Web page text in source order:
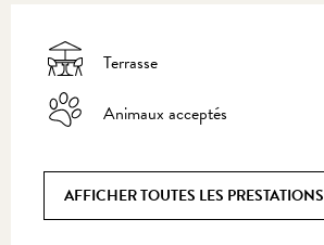
Terrasse
Animaux acceptés
AFFICHER TOUTES LES PRESTATIONS